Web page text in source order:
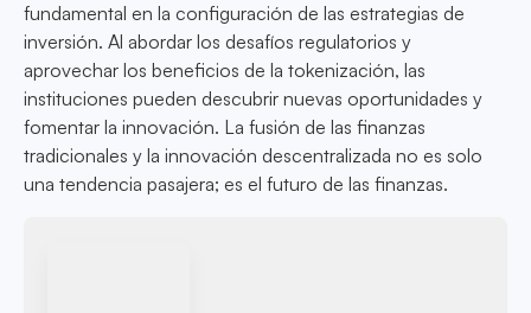
fundamental en la configuración de las estrategias de
inversión. Al abordar los desafíos regulatorios y
aprovechar los beneficios de la tokenización, las
instituciones pueden descubrir nuevas oportunidades y
fomentar la innovación. La fusión de las finanzas
tradicionales y la innovación descentralizada no es solo
una tendencia pasajera; es el futuro de las finanzas.